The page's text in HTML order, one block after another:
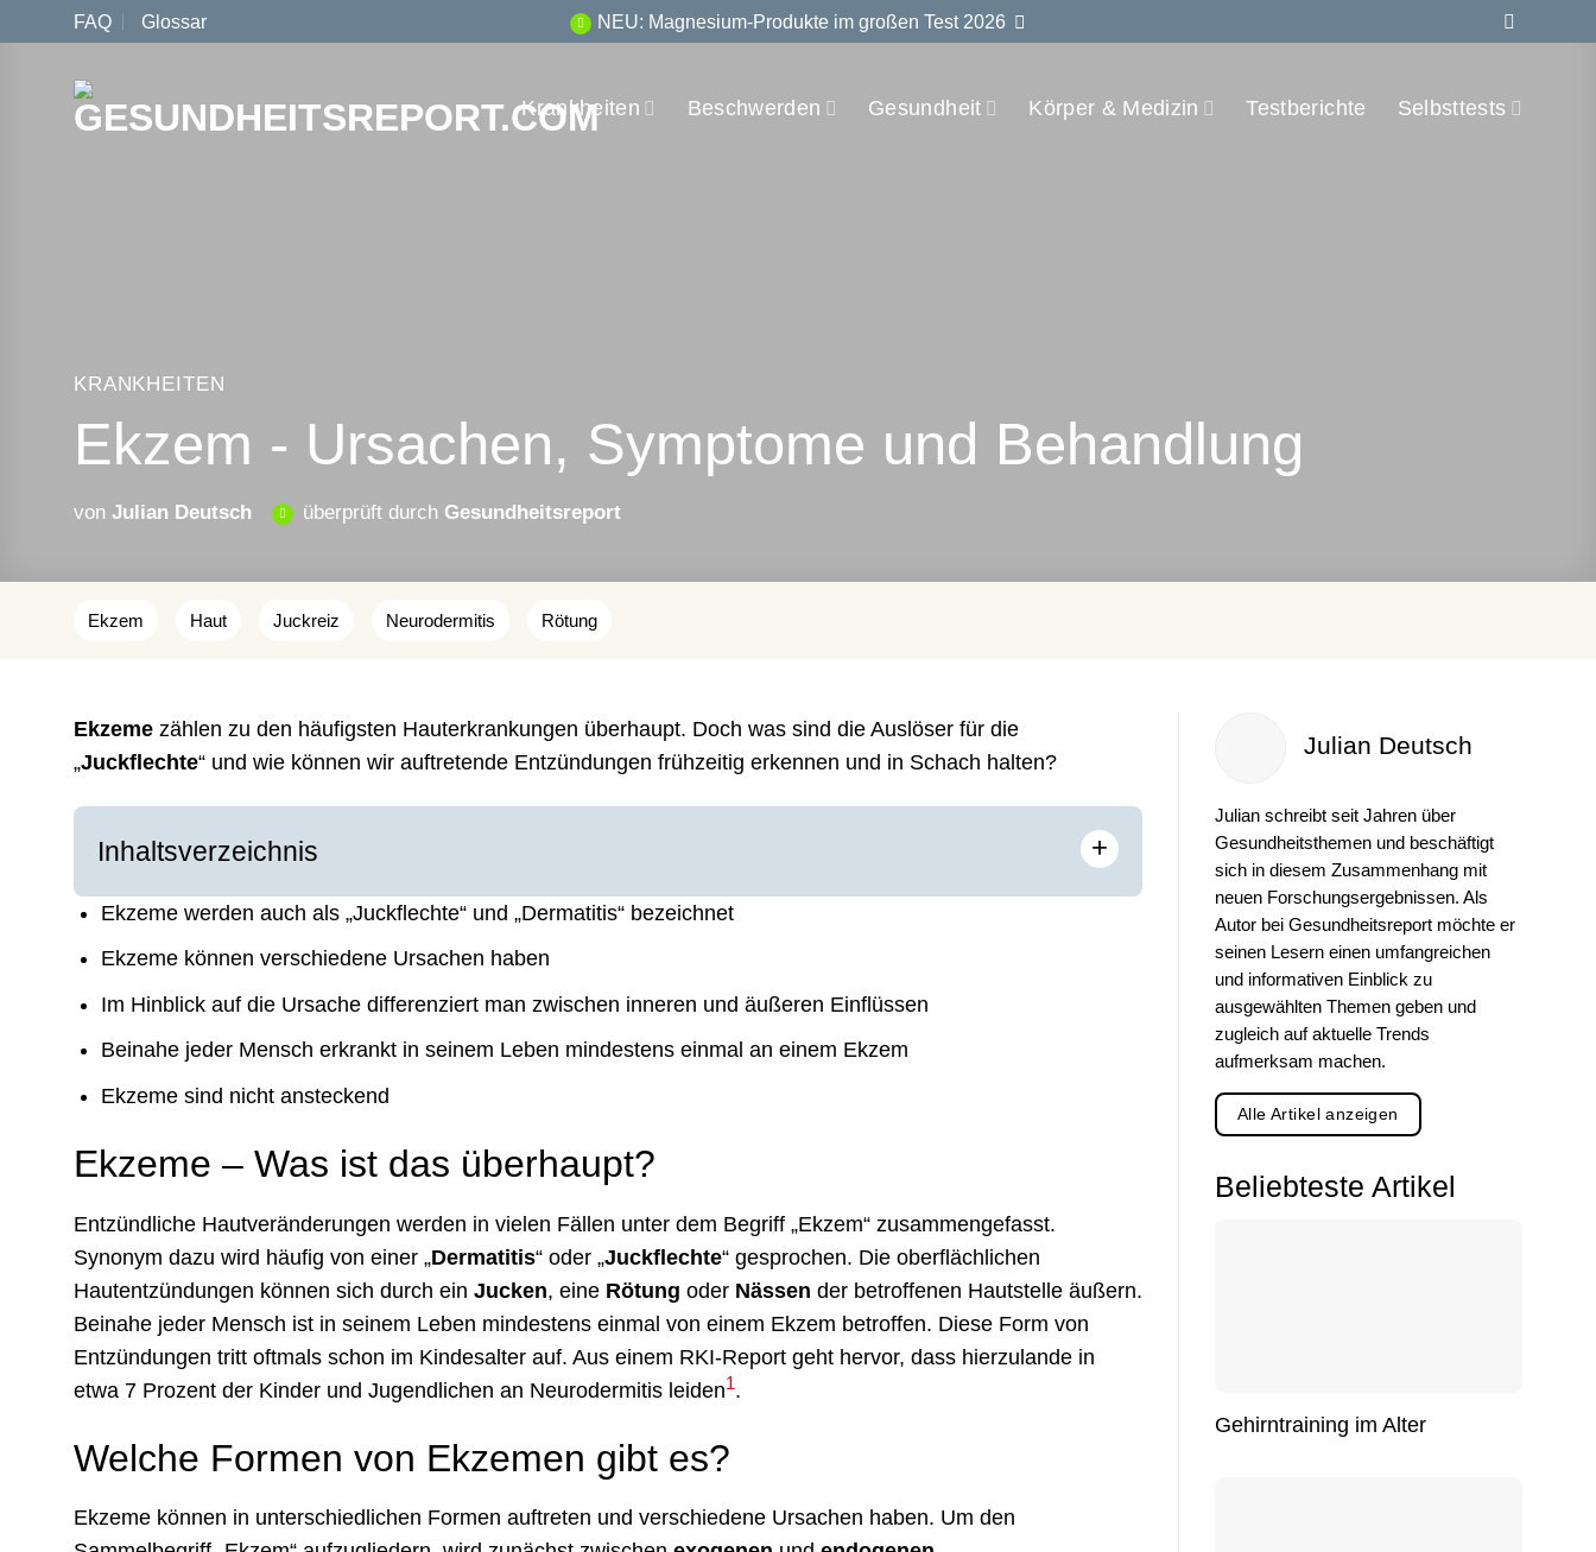
Inhalt
springen
FAQ Glossar NEU: Magnesium-Produkte im großen Test 2026
Krankheiten Beschwerden Gesundheit Körper & Medizin Testberichte Selbsttests
KRANKHEITEN
Ekzem - Ursachen, Symptome und Behandlung
von Julian Deutsch überprüft durch Gesundheitsreport
Ekzem Haut Juckreiz Neurodermitis Rötung
Ekzeme zählen zu den häufigsten Hauterkrankungen überhaupt. Doch was sind die Auslöser für die
„Juckflechte“ und wie können wir auftretende Entzündungen frühzeitig erkennen und in Schach halten?
Inhaltsverzeichnis +
Ekzeme werden auch als „Juckflechte“ und „Dermatitis“ bezeichnet
Ekzeme können verschiedene Ursachen haben
Im Hinblick auf die Ursache differenziert man zwischen inneren und äußeren Einflüssen
Beinahe jeder Mensch erkrankt in seinem Leben mindestens einmal an einem Ekzem
Ekzeme sind nicht ansteckend
Ekzeme – Was ist das überhaupt?
Entzündliche Hautveränderungen werden in vielen Fällen unter dem Begriff „Ekzem“ zusammengefasst.
Synonym dazu wird häufig von einer „Dermatitis“ oder „Juckflechte“ gesprochen. Die oberflächlichen
Hautentzündungen können sich durch ein Jucken, eine Rötung oder Nässen der betroffenen Hautstelle äußern.
Beinahe jeder Mensch ist in seinem Leben mindestens einmal von einem Ekzem betroffen. Diese Form von
Entzündungen tritt oftmals schon im Kindesalter auf. Aus einem RKI-Report geht hervor, dass hierzulande in
etwa 7 Prozent der Kinder und Jugendlichen an Neurodermitis leiden1.
Welche Formen von Ekzemen gibt es?
Ekzeme können in unterschiedlichen Formen auftreten und verschiedene Ursachen haben. Um den
Julian Deutsch
Julian schreibt seit Jahren über
Gesundheitsthemen und beschäftigt
sich in diesem Zusammenhang mit
neuen Forschungsergebnissen. Als
Autor bei Gesundheitsreport möchte er
seinen Lesern einen umfangreichen
und informativen Einblick zu
ausgewählten Themen geben und
zugleich auf aktuelle Trends
aufmerksam machen.
Alle Artikel anzeigen
Beliebteste Artikel
Gehirntraining im Alter